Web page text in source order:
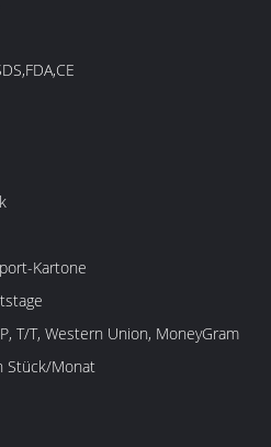
Kartone
T/T, Western Union, MoneyGram
Stück/Monat